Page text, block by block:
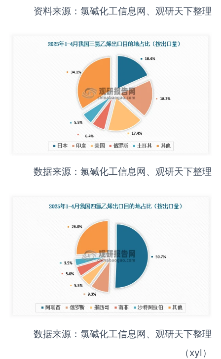
资料来源：氯碱化工信息网、观研天下整理
数据来源：氯碱化工信息网、观研天下整理
数据来源：氯碱化工信息网、观研天下整理
（xyl）